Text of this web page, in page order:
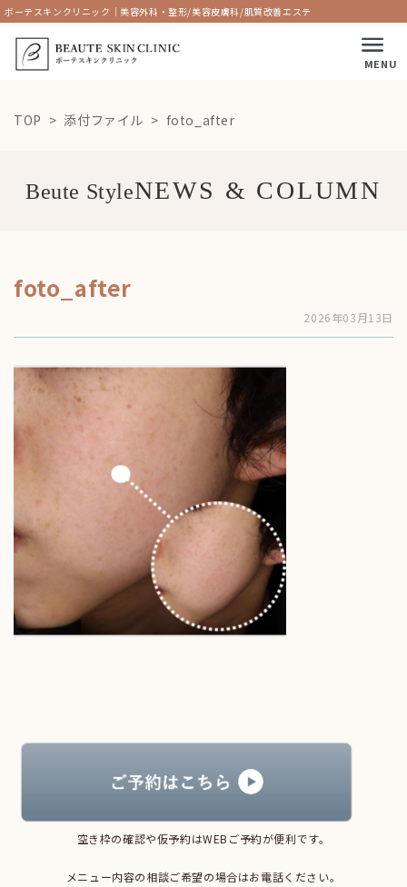
ボーテスキンクリニック｜美容外科・整形/美容皮膚科/肌質改善エステ
MENU
TOP 添付ファイル foto_after
Beute Style
foto_after
2026年03月13日
空き枠の確認や仮予約はWEBご予約が便利です。
メニュー内容の相談ご希望の場合はお電話ください。